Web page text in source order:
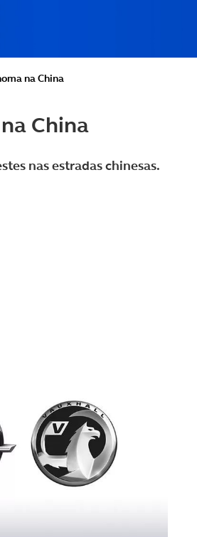
na China
China
nas estradas chinesas.